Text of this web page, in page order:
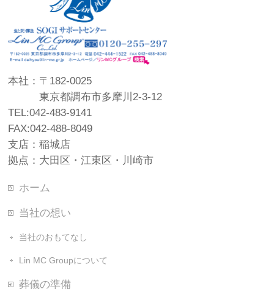
本社：〒182-0025
東京都調布市多摩川2-3-12
TEL:042-483-9141
FAX:042-488-8049
支店：稲城店
拠点：大田区・江東区・川崎市
ホーム
当社の想い
当社のおもてなし
Lin MC Groupについて
葬儀の準備